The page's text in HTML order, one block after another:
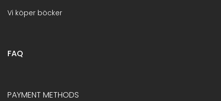
Vi köper böcker
FAQ
PAYMENT METHODS